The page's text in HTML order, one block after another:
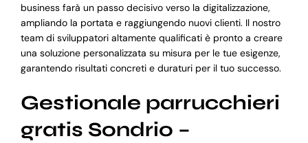
business farà un passo decisivo verso la digitalizzazione,
ampliando la portata e raggiungendo nuovi clienti. Il nostro
team di sviluppatori altamente qualificati è pronto a creare
una soluzione personalizzata su misura per le tue esigenze,
garantendo risultati concreti e duraturi per il tuo successo.
Gestionale parrucchieri
gratis Sondrio –